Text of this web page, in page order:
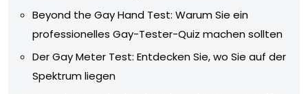
Beyond the Gay Hand Test: Warum Sie ein
professionelles Gay-Tester-Quiz machen sollten
Der Gay Meter Test: Entdecken Sie, wo Sie auf der
Spektrum liegen